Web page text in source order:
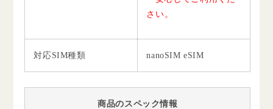
さい。
対応SIM種類 nanoSIM eSIM
商品のスペック情報